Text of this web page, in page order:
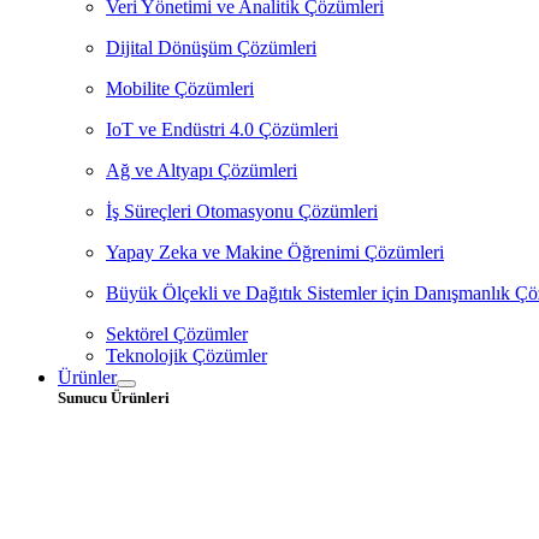
Veri Yönetimi ve Analitik Çözümleri
Dijital Dönüşüm Çözümleri
Mobilite Çözümleri
IoT ve Endüstri 4.0 Çözümleri
Ağ ve Altyapı Çözümleri
İş Süreçleri Otomasyonu Çözümleri
Yapay Zeka ve Makine Öğrenimi Çözümleri
Büyük Ölçekli ve Dağıtık Sistemler için Danışmanlık
Sektörel Çözümler
Teknolojik Çözümler
Ürünler
Sunucu Ürünleri